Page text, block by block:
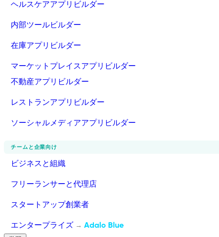
ヘルスケアアプリビルダー
内部ツールビルダー
在庫アプリビルダー
マーケットプレイスアプリビルダー
不動産アプリビルダー
レストランアプリビルダー
ソーシャルメディアアプリビルダー
チームと企業向け
ビジネスと組織
フリーランサーと代理店
スタートアップ創業者
エンタープライズ → Adalo Blue